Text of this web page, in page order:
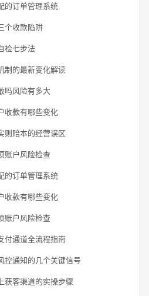
的订单管理系统
个收款陷阱
检七步法
制的最新变化解读
吗风险有多大
收款有哪些变化
则赔本的经营误区
账户风险检查
的订单管理系统
收款有哪些变化
账户风险检查
付通道全流程指南
控通知的几个关键信号
获客渠道的实操步骤